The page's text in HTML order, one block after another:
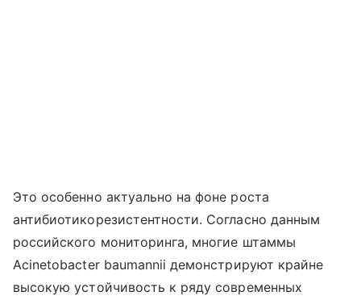
Это особенно актуально на фоне роста
антибиотикорезистентности. Согласно данным
российского мониторинга, многие штаммы
Acinetobacter baumannii демонстрируют крайне
высокую устойчивость к ряду современных